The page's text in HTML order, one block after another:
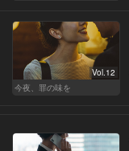
Vol.12
今夜、罪の味を